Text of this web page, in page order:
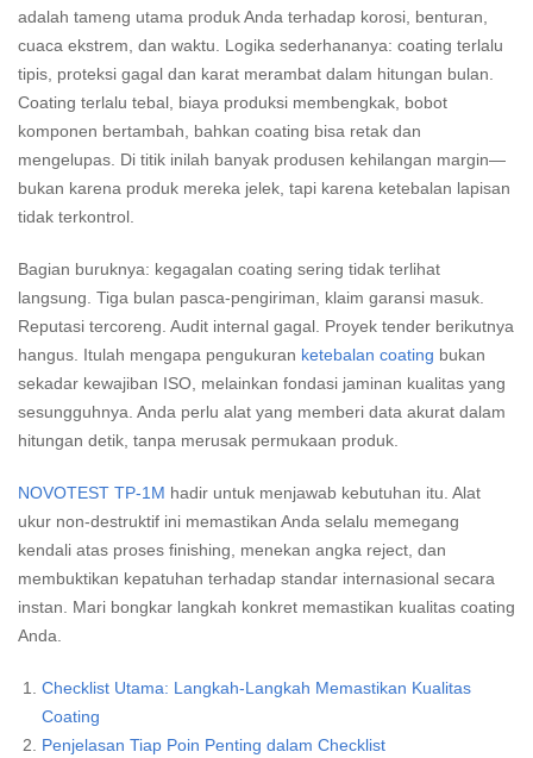
adalah tameng utama produk Anda terhadap korosi, benturan,
cuaca ekstrem, dan waktu. Logika sederhananya: coating terlalu
tipis, proteksi gagal dan karat merambat dalam hitungan bulan.
Coating terlalu tebal, biaya produksi membengkak, bobot
komponen bertambah, bahkan coating bisa retak dan
mengelupas. Di titik inilah banyak produsen kehilangan margin—
bukan karena produk mereka jelek, tapi karena ketebalan lapisan
tidak terkontrol.
Bagian buruknya: kegagalan coating sering tidak terlihat
langsung. Tiga bulan pasca-pengiriman, klaim garansi masuk.
Reputasi tercoreng. Audit internal gagal. Proyek tender berikutnya
hangus. Itulah mengapa pengukuran ketebalan coating bukan
sekadar kewajiban ISO, melainkan fondasi jaminan kualitas yang
sesungguhnya. Anda perlu alat yang memberi data akurat dalam
hitungan detik, tanpa merusak permukaan produk.
NOVOTEST TP-1M hadir untuk menjawab kebutuhan itu. Alat
ukur non-destruktif ini memastikan Anda selalu memegang
kendali atas proses finishing, menekan angka reject, dan
membuktikan kepatuhan terhadap standar internasional secara
instan. Mari bongkar langkah konkret memastikan kualitas coating
Anda.
Checklist Utama: Langkah-Langkah Memastikan Kualitas
Coating
Penjelasan Tiap Poin Penting dalam Checklist